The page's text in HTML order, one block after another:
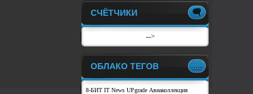
СЧЁТЧИКИ
-->
ОБЛАКО ТЕГОВ
8-БИТ IT News UPgrade Авиаколлекция